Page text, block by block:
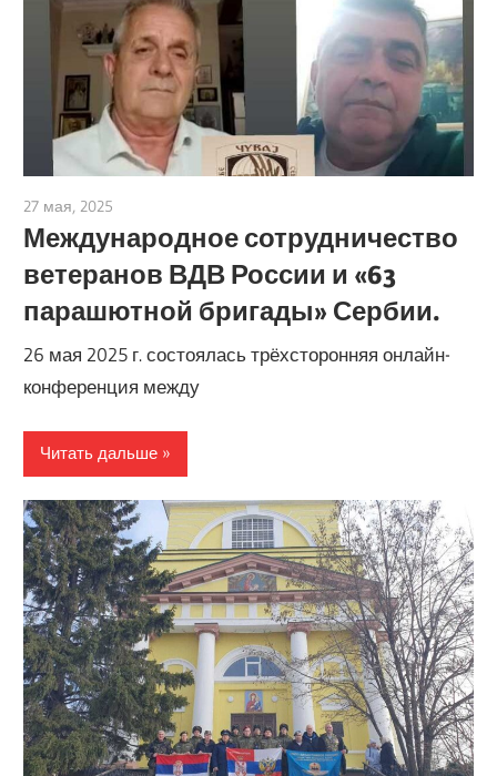
27 мая, 2025
Международное сотрудничество
ветеранов ВДВ России и «63
парашютной бригады» Сербии.
26 мая 2025 г. состоялась трёхсторонняя онлайн-
конференция между
Читать дальше